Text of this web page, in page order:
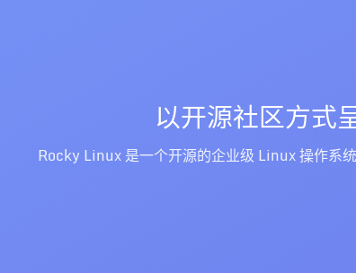
以开源社区方式
Rocky Linux 是一个开源的企业级 Linux 操作